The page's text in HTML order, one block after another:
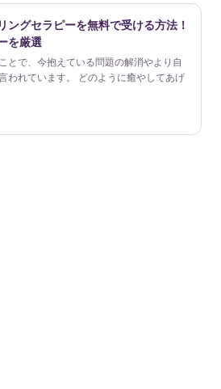
ングセラピーを無料で受ける方法！
を厳選
とで、今抱えている問題の解消やより自
われています。 どのように癒やしてあげ